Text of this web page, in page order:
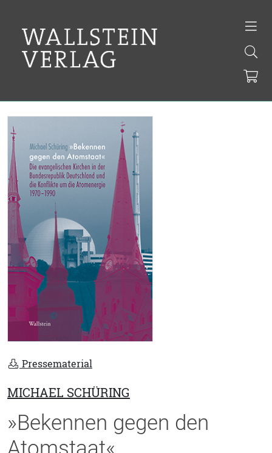
Pressematerial
MICHAEL SCHÜRING
»Bekennen gegen den